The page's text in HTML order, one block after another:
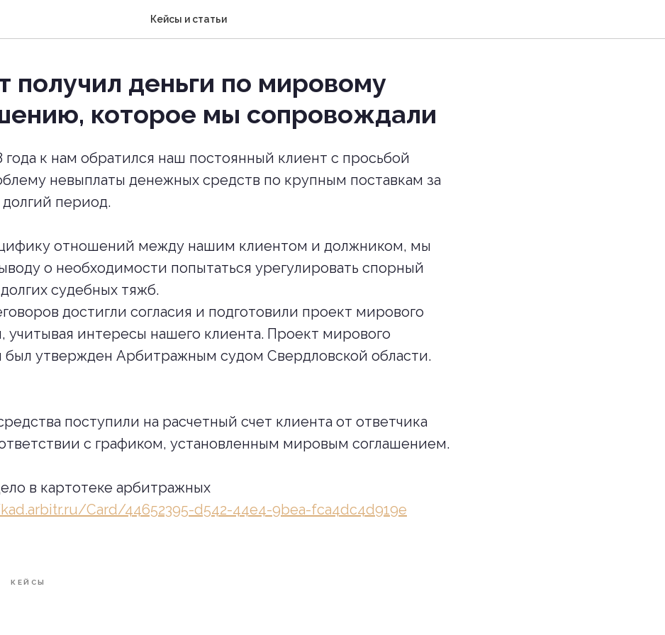
Кейсы и статьи
получил деньги по мировому
которое мы сопровождали
года к нам обратился наш постоянный клиент с просьбой
невыплаты денежных средств по крупным поставкам за
период.
отношений между нашим клиентом и должником, мы
о необходимости попытаться урегулировать спорный
судебных тяжб.
достигли согласия и подготовили проект мирового
учитывая интересы нашего клиента. Проект мирового
был утвержден Арбитражным судом Свердловской области.
поступили на расчетный счет клиента от ответчика
с графиком, установленным мировым соглашением.
в картотеке арбитражных
Card/44652395-d542-44e4-9bea-fca4dc4d919e
КЕЙСЫ